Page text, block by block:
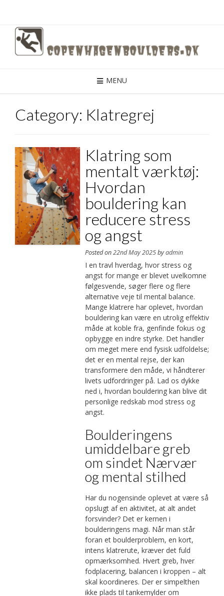
content
MENU
Category: Klatregrej
Klatring som
mentalt værktøj:
Hvordan
bouldering kan
reducere stress
og angst
Posted on22nd May 2025byadmin
I en travl hverdag, hvor stress og
angst for mange er blevet uvelkomne
følgesvende, søger flere og flere
alternative veje til mental balance.
Mange klatrere har oplevet, hvordan
bouldering kan være en utrolig effektiv
måde at koble fra, genfinde fokus og
opbygge en indre styrke. Det handler
om meget mere end fysisk udfoldelse;
det er en mental rejse, der kan
transformere den måde, vi håndterer
livets udfordringer på. Lad os dykke
ned i, hvordan bouldering kan blive dit
personlige redskab mod stress og
angst.
Boulderingens
umiddelbare greb
om sindet Nærvær
og mental stilhed
Har du nogensinde oplevet at være så
opslugt af en aktivitet, at alt andet
forsvinder? Det er kernen i
boulderingens magi. Når man står
foran et boulderproblem, en kort,
intens klatrerute, kræver det fuld
opmærksomhed. Hvert greb, hver
fodplacering, balancen i kroppen – alt
skal koordineres. Der er simpelthen
ikke plads til tankemylder om